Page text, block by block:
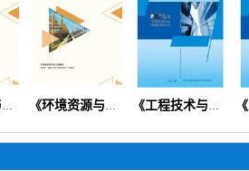
《环境资源与工程科技论坛》 《工程技术与建设管理》（设计规划预算造价安全质量）【知网会刊】